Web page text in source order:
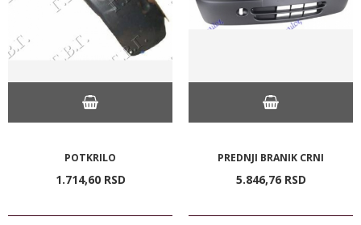
POTKRILO
1.714,60 RSD
PREDNJI BRANIK CRNI
5.846,76 RSD